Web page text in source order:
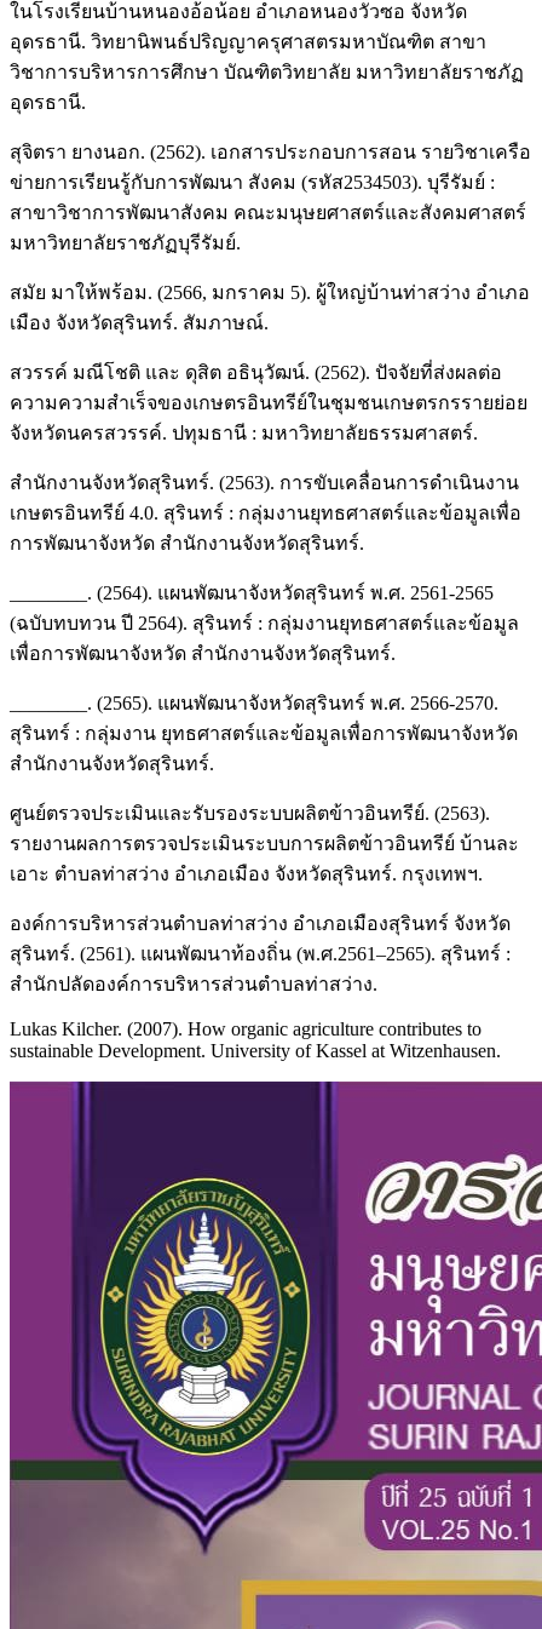
ในโรงเรียนบ้านหนองอ้อน้อย อำเภอหนองวัวซอ จังหวัด
อุดรธานี. วิทยานิพนธ์ปริญญาครุศาสตรมหาบัณฑิต สาขา
วิชาการบริหารการศึกษา บัณฑิตวิทยาลัย มหาวิทยาลัยราชภัฏ
อุดรธานี.
สุจิตรา ยางนอก. (2562). เอกสารประกอบการสอน รายวิชาเครือ
ข่ายการเรียนรู้กับการพัฒนา สังคม (รหัส2534503). บุรีรัมย์ :
สาขาวิชาการพัฒนาสังคม คณะมนุษยศาสตร์และสังคมศาสตร์
มหาวิทยาลัยราชภัฏบุรีรัมย์.
สมัย มาให้พร้อม. (2566, มกราคม 5). ผู้ใหญ่บ้านท่าสว่าง อำเภอ
เมือง จังหวัดสุรินทร์. สัมภาษณ์.
สวรรค์ มณีโชติ และ ดุสิต อธินุวัฒน์. (2562). ปัจจัยที่ส่งผลต่อ
ความความสำเร็จของเกษตรอินทรีย์ในชุมชนเกษตรกรรายย่อย
จังหวัดนครสวรรค์. ปทุมธานี : มหาวิทยาลัยธรรมศาสตร์.
สำนักงานจังหวัดสุรินทร์. (2563). การขับเคลื่อนการดำเนินงาน
เกษตรอินทรีย์ 4.0. สุรินทร์ : กลุ่มงานยุทธศาสตร์และข้อมูลเพื่อ
การพัฒนาจังหวัด สำนักงานจังหวัดสุรินทร์.
________. (2564). แผนพัฒนาจังหวัดสุรินทร์ พ.ศ. 2561-2565
(ฉบับทบทวน ปี 2564). สุรินทร์ : กลุ่มงานยุทธศาสตร์และข้อมูล
เพื่อการพัฒนาจังหวัด สำนักงานจังหวัดสุรินทร์.
________. (2565). แผนพัฒนาจังหวัดสุรินทร์ พ.ศ. 2566-2570.
สุรินทร์ : กลุ่มงาน ยุทธศาสตร์และข้อมูลเพื่อการพัฒนาจังหวัด
สำนักงานจังหวัดสุรินทร์.
ศูนย์ตรวจประเมินและรับรองระบบผลิตข้าวอินทรีย์. (2563).
รายงานผลการตรวจประเมินระบบการผลิตข้าวอินทรีย์ บ้านละ
เอาะ ตำบลท่าสว่าง อำเภอเมือง จังหวัดสุรินทร์. กรุงเทพฯ.
องค์การบริหารส่วนตำบลท่าสว่าง อำเภอเมืองสุรินทร์ จังหวัด
สุรินทร์. (2561). แผนพัฒนาท้องถิ่น (พ.ศ.2561–2565). สุรินทร์ :
สำนักปลัดองค์การบริหารส่วนตำบลท่าสว่าง.
Lukas Kilcher. (2007). How organic agriculture contributes to
sustainable Development. University of Kassel at Witzenhausen.